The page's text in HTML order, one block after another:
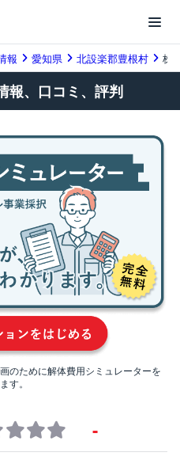
報 愛知県 北設楽郡豊根村 株
報、口コミ、評判
のために解体費用シミュレーターを
す。
-